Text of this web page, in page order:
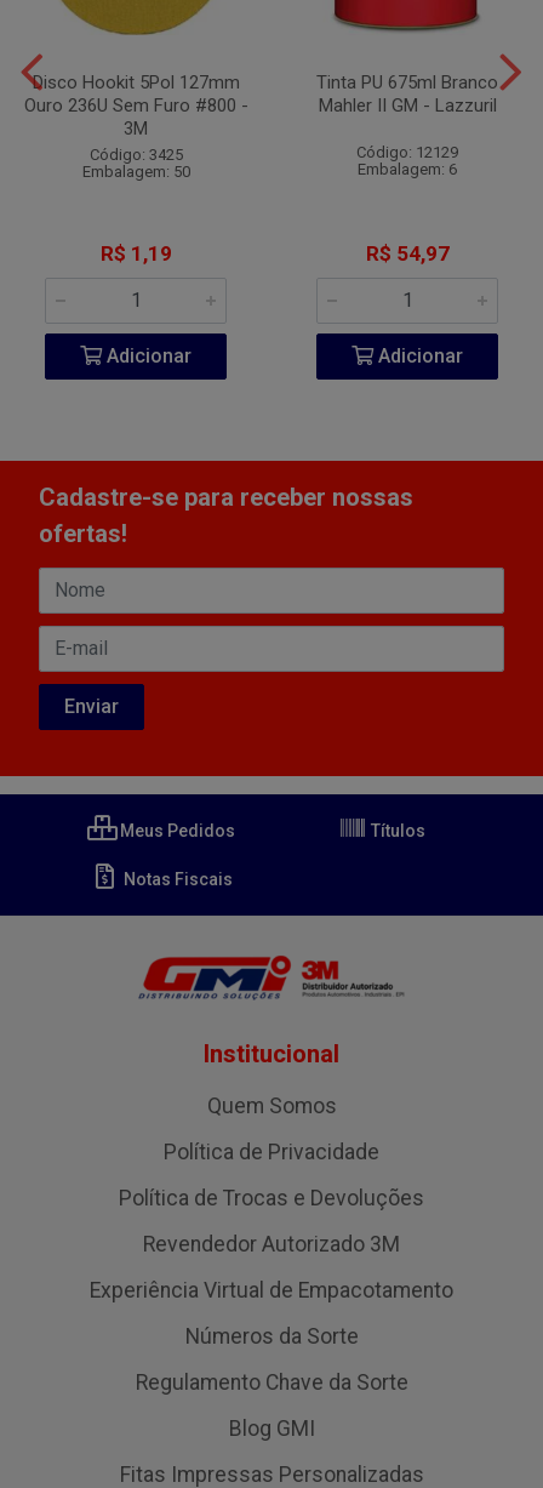
Disco Hookit 5Pol 127mm
Ouro 236U Sem Furo #800 -
3M
Código: 3425
Embalagem: 50
R$ 1,19
Adicionar
Tinta PU 675ml Branco
Mahler II GM - Lazzuril
Código: 12129
Embalagem: 6
R$ 54,97
Adicionar
Cadastre-se para receber nossas
ofertas!
Meus Pedidos Títulos
Notas Fiscais
Institucional
Quem Somos
Política de Privacidade
Política de Trocas e Devoluções
Revendedor Autorizado 3M
Experiência Virtual de Empacotamento
Números da Sorte
Regulamento Chave da Sorte
Blog GMI
Fitas Impressas Personalizadas